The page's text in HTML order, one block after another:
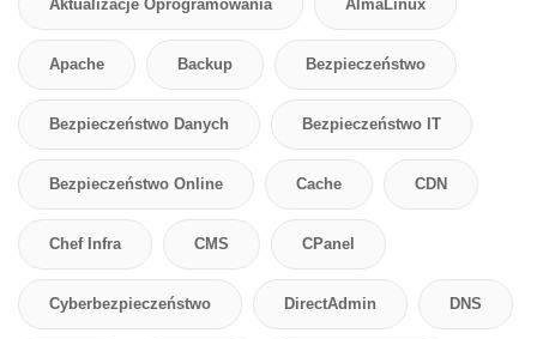
Aktualizacje Oprogramowania AlmaLinux
Apache Backup Bezpieczeństwo
Bezpieczeństwo Danych Bezpieczeństwo IT
Bezpieczeństwo Online Cache CDN
Chef Infra CMS CPanel
Cyberbezpieczeństwo DirectAdmin DNS